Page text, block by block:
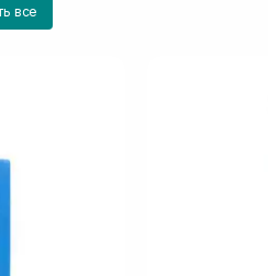
все